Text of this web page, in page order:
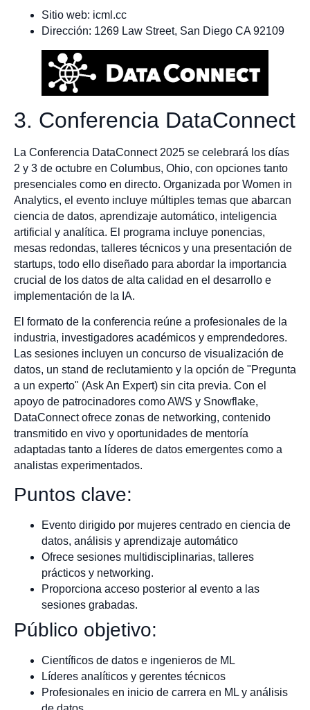
Sitio web: icml.cc
Dirección: 1269 Law Street, San Diego CA 92109
3. Conferencia DataConnect
La Conferencia DataConnect 2025 se celebrará los días
2 y 3 de octubre en Columbus, Ohio, con opciones tanto
presenciales como en directo. Organizada por Women in
Analytics, el evento incluye múltiples temas que abarcan
ciencia de datos, aprendizaje automático, inteligencia
artificial y analítica. El programa incluye ponencias,
mesas redondas, talleres técnicos y una presentación de
startups, todo ello diseñado para abordar la importancia
crucial de los datos de alta calidad en el desarrollo e
implementación de la IA.
El formato de la conferencia reúne a profesionales de la
industria, investigadores académicos y emprendedores.
Las sesiones incluyen un concurso de visualización de
datos, un stand de reclutamiento y la opción de "Pregunta
a un experto" (Ask An Expert) sin cita previa. Con el
apoyo de patrocinadores como AWS y Snowflake,
DataConnect ofrece zonas de networking, contenido
transmitido en vivo y oportunidades de mentoría
adaptadas tanto a líderes de datos emergentes como a
analistas experimentados.
Puntos clave:
Evento dirigido por mujeres centrado en ciencia de
datos, análisis y aprendizaje automático
Ofrece sesiones multidisciplinarias, talleres
prácticos y networking.
Proporciona acceso posterior al evento a las
sesiones grabadas.
Público objetivo:
Científicos de datos e ingenieros de ML
Líderes analíticos y gerentes técnicos
Profesionales en inicio de carrera en ML y análisis